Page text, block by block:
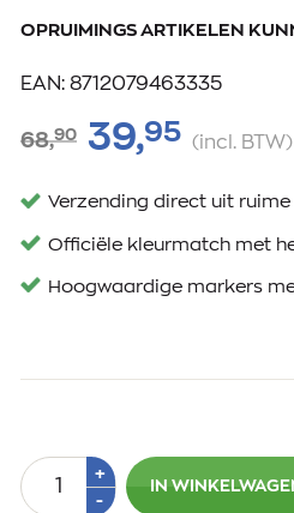
OPRUIMINGS ARTIKELEN
EAN: 8712079463335
68,90 39,95 (incl. BTW)
Verzending direct uit
Officiële kleurmatch met
Hoogwaardige markers
Aantal +Plus
1
-Min
IN